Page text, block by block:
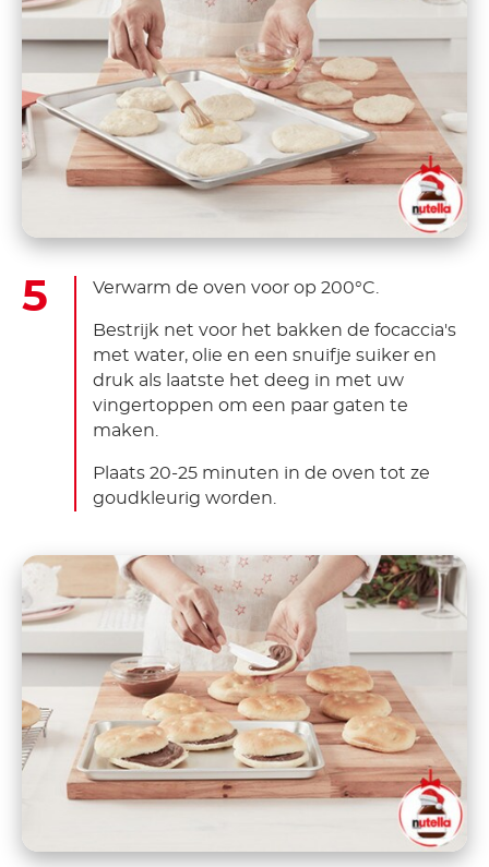
Verwarm de oven voor op 200°C.
Bestrijk net voor het bakken de focaccia's
met water, olie en een snuifje suiker en
druk als laatste het deeg in met uw
vingertoppen om een paar gaten te
maken.
Plaats 20-25 minuten in de oven tot ze
goudkleurig worden.